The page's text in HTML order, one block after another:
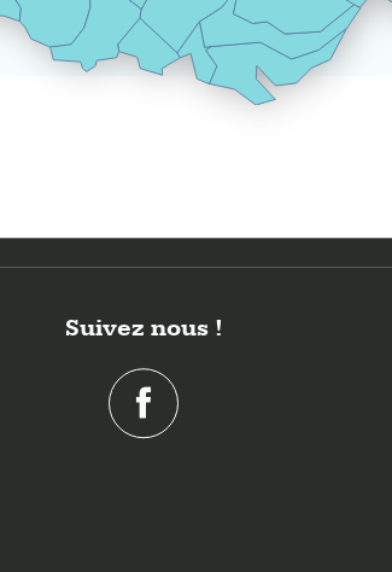
Suivez nous !